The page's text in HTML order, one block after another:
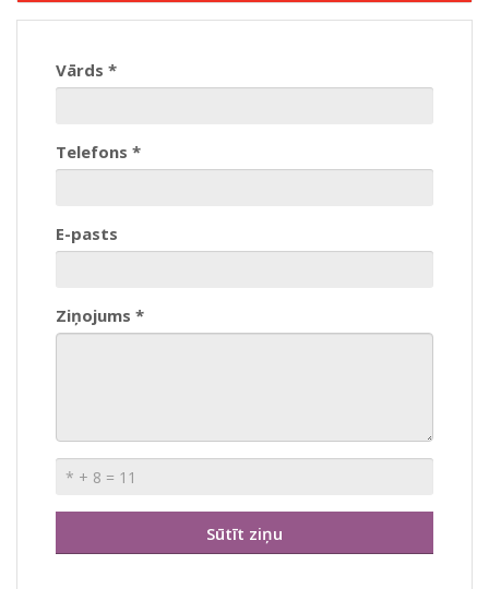
Vārds *
Telefons *
E-pasts
Ziņojums *